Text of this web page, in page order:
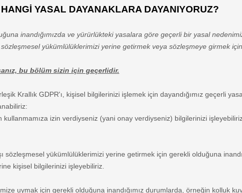
YASAL DAYANAKLARA DAYANIYORUZ?
inandığımızda ve yürürlükteki yasalara göre geçerli bir yasal
yükümlülüklerimizi yerine getirmek veya sözleşmeye girmek
bu bölüm sizin için geçerlidir.
Krallık GDPR'ı, kişisel bilgilerinizi işlemek için dayandığımız geçerli
izin verdiyseniz (yani onay verdiyseniz) bilgilerinizi
sözleşmesel yükümlülüklerimizi yerine getirmek için gerekli olduğuna
kişisel bilgilerinizi işleyebiliriz.
uymak için gerekli olduğuna inandığımız durumlarda, örneğin kolluk